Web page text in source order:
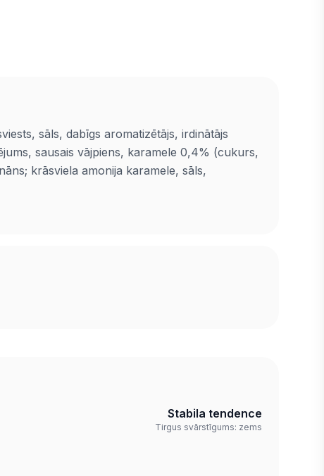
sāls, dabīgs aromatizētājs, irdinātājs
sausais vājpiens, karamele 0,4% (cukurs,
krāsviela amonija karamele, sāls,
Stabila tendence
Tirgus svārstīgums: zems